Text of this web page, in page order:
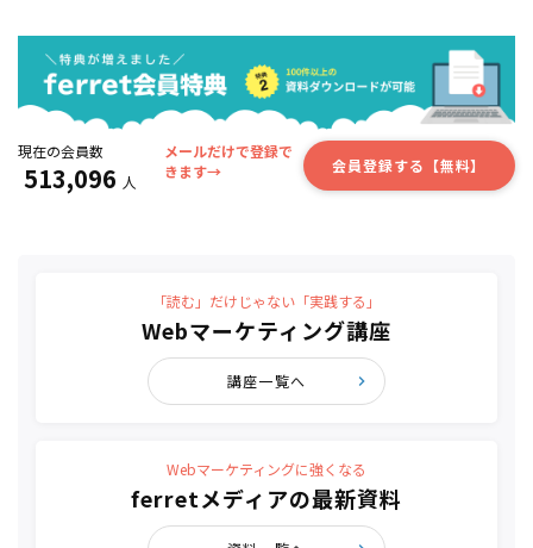
現在の会員数
513,096 人
メールだけで登録で
きます→
会員登録する【無料】
「読む」だけじゃない「実践する」
Webマーケティング講座
講座一覧へ
Webマーケティングに強くなる
ferretメディアの最新資料